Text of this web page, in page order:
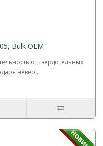
Bulk OEM
от твердотельных
невер..